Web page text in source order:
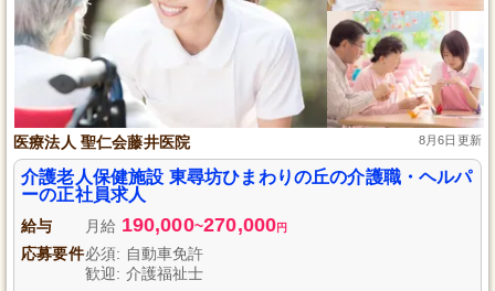
医療法人 聖仁会藤井医院 8月6日更新
介護老人保健施設 東尋坊ひまわりの丘の介護職・ヘルパ
ーの正社員求人
給与 月給 190,000~270,000円
応募要件必須: 自動車免許
歓迎: 介護福祉士